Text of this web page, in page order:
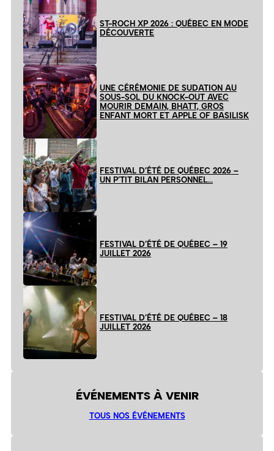
ST-ROCH XP 2026 : QUÉBEC EN MODE
DÉCOUVERTE
UNE CÉRÉMONIE DE SUDATION AU
SOUS-SOL DU KNOCK-OUT AVEC
MOURIR DEMAIN, BHATT, GROS
ENFANT MORT ET APPLE OF BASILISK
FESTIVAL D’ÉTÉ DE QUÉBEC 2026 –
UN P’TIT BILAN PERSONNEL…
FESTIVAL D’ÉTÉ DE QUÉBEC – 19
JUILLET 2026
FESTIVAL D’ÉTÉ DE QUÉBEC – 18
JUILLET 2026
ÉVÉNEMENTS À VENIR
TOUS NOS ÉVÉNEMENTS